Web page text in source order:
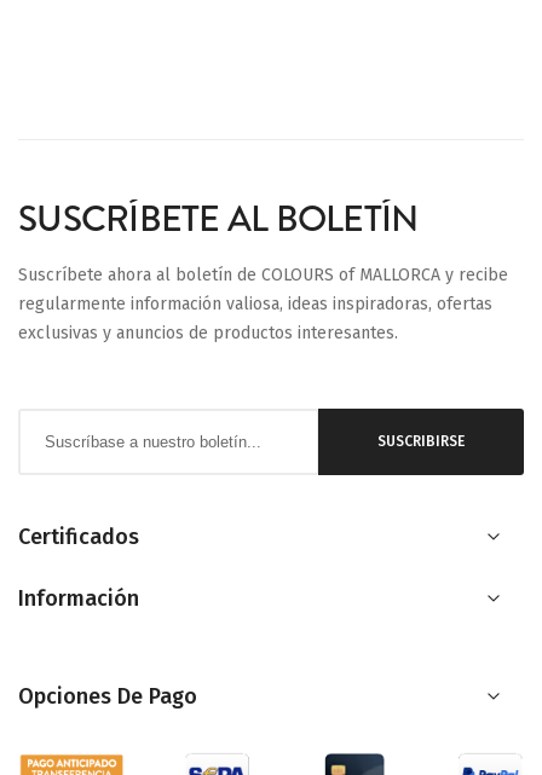
SUSCRÍBETE AL BOLETÍN
Suscríbete ahora al boletín de COLOURS of MALLORCA y recibe
regularmente información valiosa, ideas inspiradoras, ofertas
exclusivas y anuncios de productos interesantes.
boletín
noticias:
SUSCRIBIRSE
Certificados
Información
Opciones De Pago